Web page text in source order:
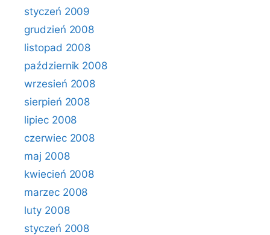
styczeń 2009
grudzień 2008
listopad 2008
październik 2008
wrzesień 2008
sierpień 2008
lipiec 2008
czerwiec 2008
maj 2008
kwiecień 2008
marzec 2008
luty 2008
styczeń 2008